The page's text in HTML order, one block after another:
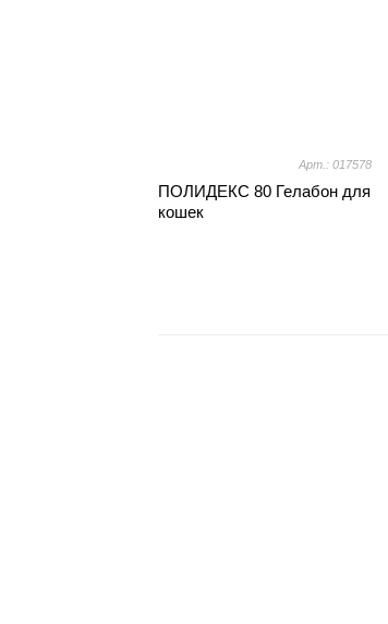
Арт.: 017578
ПОЛИДЕКС 80 Гелабон для
кошек